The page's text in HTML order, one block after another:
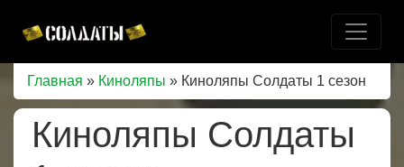
Главная » Киноляпы » Киноляпы Солдаты 1 сезон
Киноляпы Солдаты